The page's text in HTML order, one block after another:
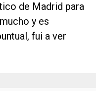
de Madrid para
y es
fui a ver